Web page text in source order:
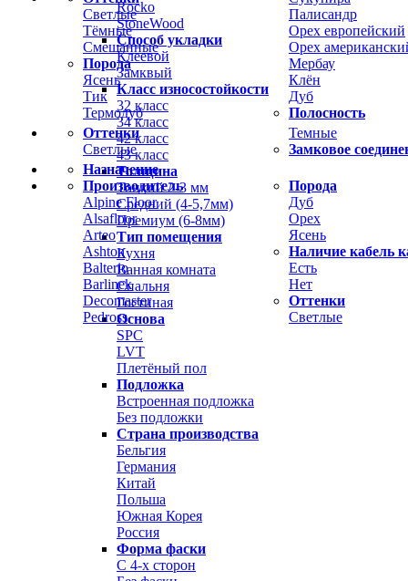
Светлые
Тёмные
Смешанные
Порода
Ясень
Тик
Термодуб
Палисандр
Орех европейский
Орех
Мербау
Клён
Дуб
Полосность
Оттенки
Светлые
Темные
Замковое
Назначение
Производитель
Alpine Floor
Alsafloor
Arteo
Ashton
Balterio
Barlinek
Decomaster
Pedross
Порода
Дуб
Орех
Ясень
Наличие кабель
Есть
Нет
Оттенки
Светлые
Rocko
StoneWood
Способ укладки
Клеевой
Замквый
Класс износостойкости
32 класс
34 класс
42 класс
43 класс
Толщина
Тонкий 2-3 мм
Средний (4-5,7мм)
Премиум (6-8мм)
Тип помещения
Кухня
Ванная комната
Спальня
Гостиная
Основа
SPC
LVT
Плетёный пол
Подложка
Встроенная подложка
Без подложки
Страна производства
Бельгия
Германия
Китай
Польша
Южная Корея
Россия
Форма фаски
С 4-х сторон